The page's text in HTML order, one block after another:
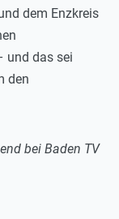
dem Enzkreis
und das sei
den
bei Baden TV